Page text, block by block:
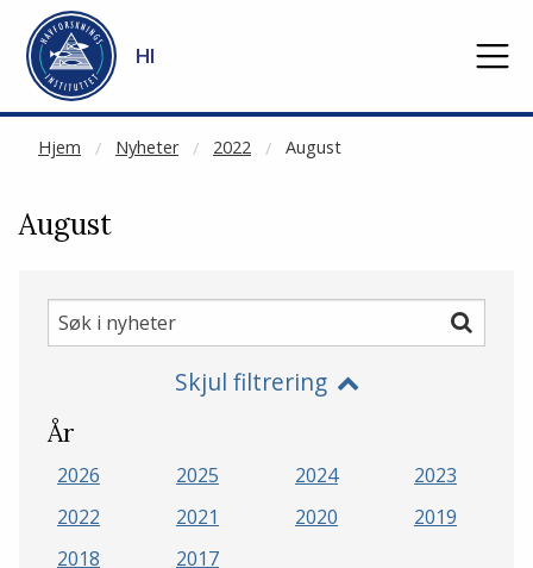
Gå til hovedinnhold
HI
Hjem Nyheter 2022 August
NOT CACHED
August
Søk
i
Søk
Skjul filtrering
År
2026 2025 2024
2023
2022
2021 2020
2019
2018
2017